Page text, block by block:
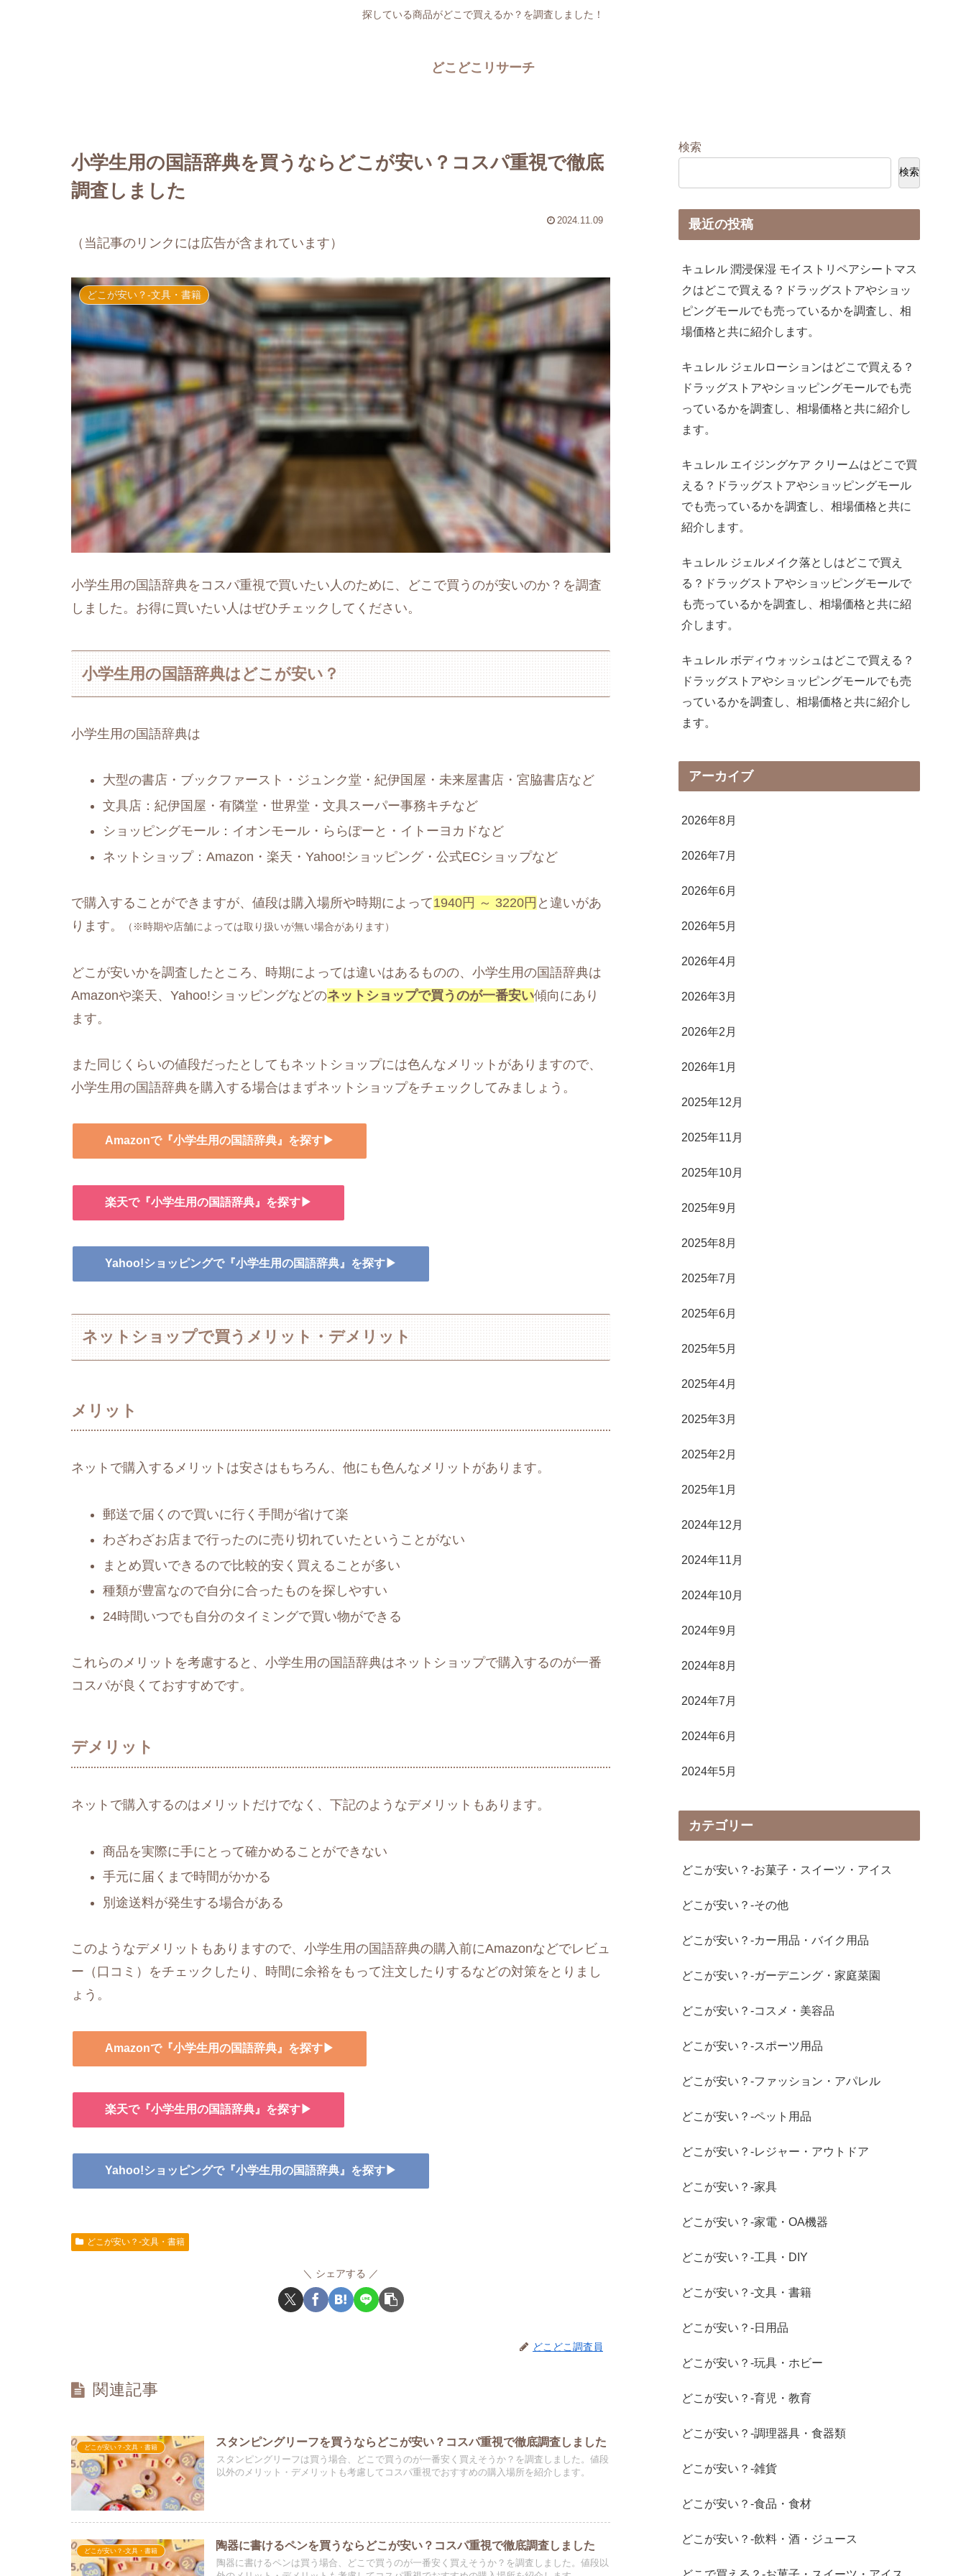
探している商品がどこで買えるか？を調査しました！
どこどこリサーチ
小学生用の国語辞典を買うならどこが安い？コスパ重視で徹底
調査しました
2024.11.09
（当記事のリンクには広告が含まれています）
どこが安い？-文具・書籍
小学生用の国語辞典をコスパ重視で買いたい人のために、どこで買うのが安いのか？を調査
しました。お得に買いたい人はぜひチェックしてください。
小学生用の国語辞典はどこが安い？
小学生用の国語辞典は
大型の書店・ブックファースト・ジュンク堂・紀伊国屋・未来屋書店・宮脇書店など
文具店：紀伊国屋・有隣堂・世界堂・文具スーパー事務キチなど
ショッピングモール：イオンモール・ららぽーと・イトーヨカドなど
ネットショップ：Amazon・楽天・Yahoo!ショッピング・公式ECショップなど
で購入することができますが、値段は購入場所や時期によって1940円 ～ 3220円 と違いがあ
ります。
（※時期や店舗によっては取り扱いが無い場合があります）
どこが安いかを調査したところ、時期によっては違いはあるものの、小学生用の国語辞典は
Amazonや楽天、Yahoo!ショッピングなどのネットショップで買うのが一番安い傾向にあり
ます。
また同じくらいの値段だったとしてもネットショップには色んなメリットがありますので、
小学生用の国語辞典を購入する場合はまずネットショップをチェックしてみましょう。
Amazonで『小学生用の国語辞典』を探す▶
楽天で『小学生用の国語辞典』を探す▶
Yahoo!ショッピングで『小学生用の国語辞典』を探す▶
ネットショップで買うメリット・デメリット
メリット
ネットで購入するメリットは安さはもちろん、他にも色んなメリットがあります。
郵送で届くので買いに行く手間が省けて楽
わざわざお店まで行ったのに売り切れていたということがない
まとめ買いできるので比較的安く買えることが多い
種類が豊富なので自分に合ったものを探しやすい
24時間いつでも自分のタイミングで買い物ができる
これらのメリットを考慮すると、小学生用の国語辞典はネットショップで購入するのが一番
コスパが良くておすすめです。
デメリット
ネットで購入するのはメリットだけでなく、下記のようなデメリットもあります。
商品を実際に手にとって確かめることができない
手元に届くまで時間がかかる
別途送料が発生する場合がある
このようなデメリットもありますので、小学生用の国語辞典の購入前にAmazonなどでレビュ
ー（口コミ）をチェックしたり、時間に余裕をもって注文したりするなどの対策をとりまし
ょう。
Amazonで『小学生用の国語辞典』を探す▶
楽天で『小学生用の国語辞典』を探す▶
Yahoo!ショッピングで『小学生用の国語辞典』を探す▶
どこが安い？-文具・書籍
シェアする
どこどこ調査員
関連記事
どこが安い？-文具・書籍 スタンピングリーフを買うならどこが安い？コスパ重視で徹底調査しました
スタンピングリーフは買う場合、どこで買うのが一番安く買えそうか？を調査しました。値段
以外のメリット・デメリットも考慮してコスパ重視でおすすめの購入場所を紹介します。
どこが安い？-文具・書籍 陶器に書けるペンを買うならどこが安い？コスパ重視で徹底調査しました
陶器に書けるペンは買う場合、どこで買うのが一番安く買えそうか？を調査しました。値段以
検索
検索
最近の投稿
キュレル 潤浸保湿 モイストリペアシートマス
クはどこで買える？ドラッグストアやショッ
ピングモールでも売っているかを調査し、相
場価格と共に紹介します。
キュレル ジェルローションはどこで買える？
ドラッグストアやショッピングモールでも売
っているかを調査し、相場価格と共に紹介し
ます。
キュレル エイジングケア クリームはどこで買
える？ドラッグストアやショッピングモール
でも売っているかを調査し、相場価格と共に
紹介します。
キュレル ジェルメイク落としはどこで買え
る？ドラッグストアやショッピングモールで
も売っているかを調査し、相場価格と共に紹
介します。
キュレル ボディウォッシュはどこで買える？
ドラッグストアやショッピングモールでも売
っているかを調査し、相場価格と共に紹介し
ます。
アーカイブ
2026年8月
2026年7月
2026年6月
2026年5月
2026年4月
2026年3月
2026年2月
2026年1月
2025年12月
2025年11月
2025年10月
2025年9月
2025年8月
2025年7月
2025年6月
2025年5月
2025年4月
2025年3月
2025年2月
2025年1月
2024年12月
2024年11月
2024年10月
2024年9月
2024年8月
2024年7月
2024年6月
2024年5月
カテゴリー
どこが安い？-お菓子・スイーツ・アイス
どこが安い？-その他
どこが安い？-カー用品・バイク用品
どこが安い？-ガーデニング・家庭菜園
どこが安い？-コスメ・美容品
どこが安い？-スポーツ用品
どこが安い？-ファッション・アパレル
どこが安い？-ペット用品
どこが安い？-レジャー・アウトドア
どこが安い？-家具
どこが安い？-家電・OA機器
どこが安い？-工具・DIY
どこが安い？-文具・書籍
どこが安い？-日用品
どこが安い？-玩具・ホビー
どこが安い？-育児・教育
どこが安い？-調理器具・食器類
どこが安い？-雑貨
どこが安い？-食品・食材
どこが安い？-飲料・酒・ジュース